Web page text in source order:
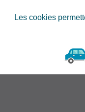
Les cookies